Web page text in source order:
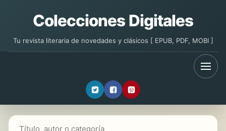
Colecciones Digitales
Tu revista literaria de novedades y clásicos [ EPUB, PDF, MOBI ]